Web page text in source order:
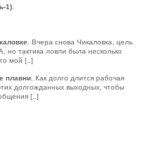
1)
. Вчера снова Чикаловка, цель
тактика ловли была несколько
мой [..]
плавни . Как долго длится рабочая
долгожданных выходных, чтобы
[..]